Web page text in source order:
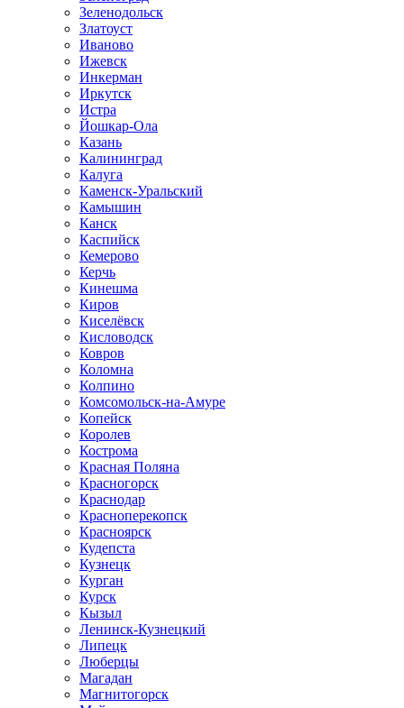
Зеленодольск
Златоуст
Иваново
Ижевск
Инкерман
Иркутск
Истра
Йошкар-Ола
Казань
Калининград
Калуга
Каменск-Уральский
Камышин
Канск
Каспийск
Кемерово
Керчь
Кинешма
Киров
Киселёвск
Кисловодск
Ковров
Коломна
Колпино
Комсомольск-на-Амуре
Копейск
Королев
Кострома
Красная Поляна
Красногорск
Краснодар
Красноперекопск
Красноярск
Кудепста
Кузнецк
Курган
Курск
Кызыл
Ленинск-Кузнецкий
Липецк
Люберцы
Магадан
Магнитогорск